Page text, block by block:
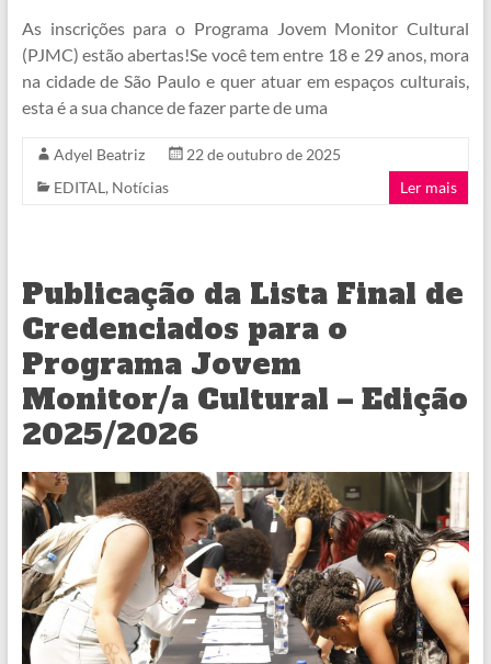
As inscrições para o Programa Jovem Monitor Cultural
(PJMC) estão abertas!Se você tem entre 18 e 29 anos, mora
na cidade de São Paulo e quer atuar em espaços culturais,
esta é a sua chance de fazer parte de uma
Adyel Beatriz
22 de outubro de 2025
EDITAL , Notícias Ler mais
Publicação da Lista Final de
Credenciados para o
Programa Jovem
Monitor/a Cultural – Edição
2025/2026